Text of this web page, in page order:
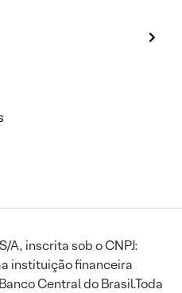
A, inscrita sob o CNPJ:
instituição financeira
Central do Brasil.Toda